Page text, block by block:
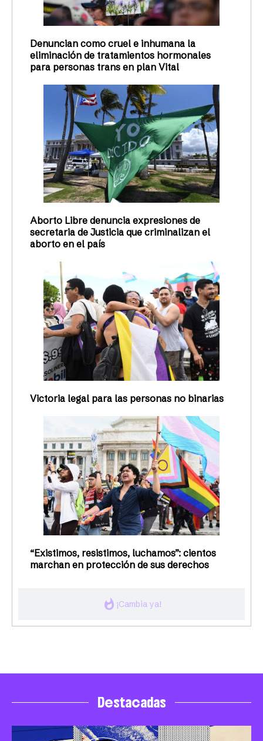
whatshot ¡Cambia ya!
Denuncian como cruel e inhumana la
eliminación de tratamientos hormonales
para personas trans en plan Vital
Aborto Libre denuncia expresiones de
secretaria de Justicia que criminalizan el
aborto en el país
Victoria legal para las personas no binarias
“Existimos, resistimos, luchamos”: cientos
marchan en protección de sus derechos
Destacadas